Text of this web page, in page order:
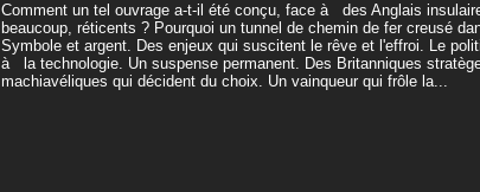
Comment un tel ouvrage a-t-il été conçu, face à des Anglais
beaucoup, réticents ? Pourquoi un tunnel de chemin de fer creusé
Symbole et argent. Des enjeux qui suscitent le rêve et l'effroi. Le
à la technologie. Un suspense permanent. Des Britanniques
machiavéliques qui décident du choix. Un vainqueur qui frôle la...